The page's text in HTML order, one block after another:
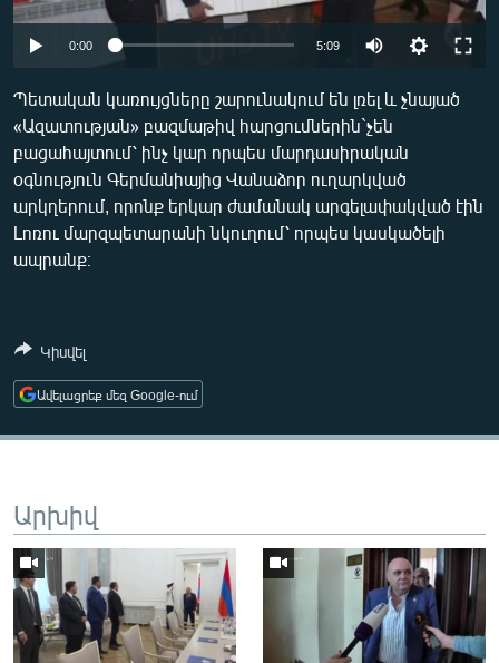
ՄԵԿՆԱԲԱՆՈՒԹՅՈՒՆ
ՏՏ ԵՒ ԻՆՏԵՐՆԵՏ
ԿՈՐՈՆԱՎԻՐՈՒՍ
ԱՐԽԻՎ
ՏԵՍԱՆՅՈՒԹԵՐ
ԲԱՆԱՎԵՃ
ՁԳՏԵԼՈՎ ԼԱՎԱԳՈՒՅՆԻՆ
Հայերեն
English
Русский
«Ազատության» բոլոր կայքերը
Auto 240p 360p 480p
720p 1080p
0:00 5:09
360p
480p
720p
1080p
Պետական կառույցները շարունակում են լռել և չնայած
«Ազատության» բազմաթիվ հարցումներին`չեն
բացահայտում՝ ինչ կար որպես մարդասիրական
օգնություն Գերմանիայից Վանաձոր ուղարկված
արկղերում, որոնք երկար ժամանակ արգելափակված էին
Լոռու մարզպետարանի նկուղում՝ որպես կասկածելի
ապրանք։
Կիսվել
Ավելացրեք մեզ Google-ում
Արխիվ